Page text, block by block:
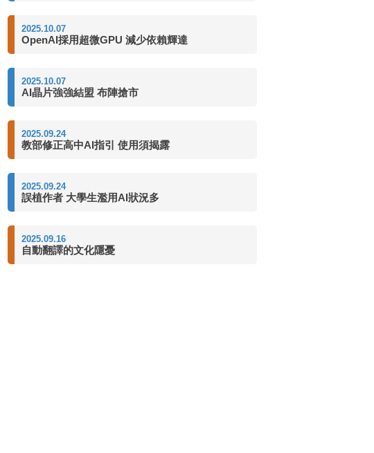
2025.10.07
OpenAI採用超微GPU 減少依賴輝達
2025.10.07
AI晶片強強結盟 布陣搶市
2025.09.24
教部修正高中AI指引 使用須揭露
2025.09.24
誤植作者 大學生濫用AI狀況多
2025.09.16
自動翻譯的文化隱憂